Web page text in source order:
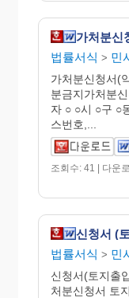
가처분신
법률서식 > 민
가처분신청서(
분금지가처분
자 ○ ○시 ○구 ○
스번호,...
조회수: 41 | 다운
신청서 (
법률서식 > 민
신청서(토지출
처분신청서 토